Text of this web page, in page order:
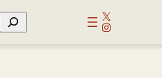
Suchen
X
Instagram